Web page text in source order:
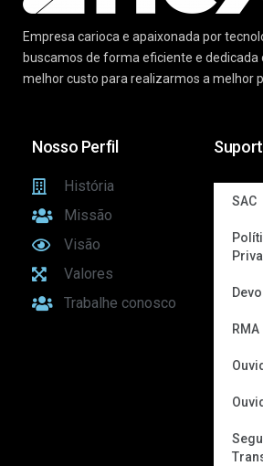
Empresa carioca e apaixonada por
buscamos de forma eficiente e dedicada
melhor custo para realizarmos a melhor
Nosso Perfil
História
Missão
Visão
Valores
Trabalhe conosco
SAC
RMA